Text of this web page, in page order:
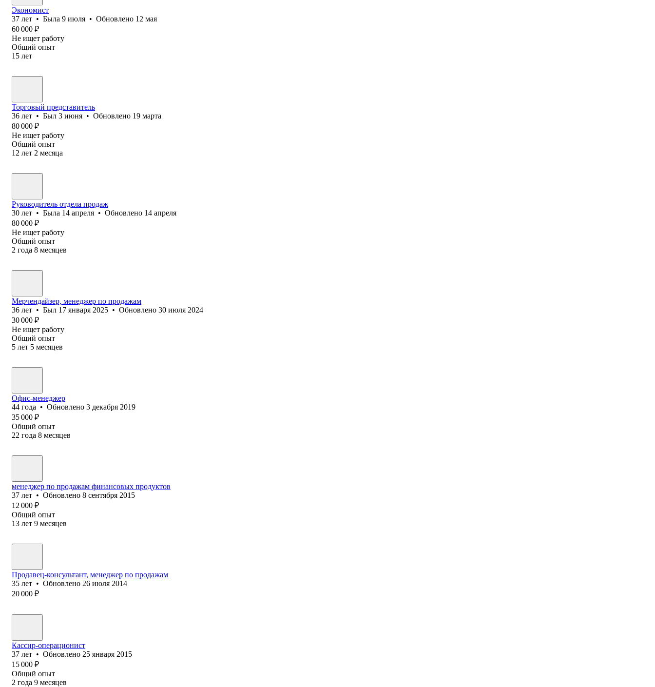
Экономист
37 лет • Была 9 июля • Обновлено 12 мая
60 000 ₽
Не ищет работу
Общий опыт
15 лет
Торговый представитель
36 лет • Был 3 июня • Обновлено 19 марта
80 000 ₽
Не ищет работу
Общий опыт
12 лет 2 месяца
Руководитель отдела продаж
30 лет • Была 14 апреля • Обновлено 14 апреля
80 000 ₽
Не ищет работу
Общий опыт
2 года 8 месяцев
Мерчендайзер, менеджер по продажам
36 лет • Был 17 января 2025 • Обновлено 30 июля 2024
30 000 ₽
Не ищет работу
Общий опыт
5 лет 5 месяцев
Офис-менеджер
44 года • Обновлено 3 декабря 2019
35 000 ₽
Общий опыт
22 года 8 месяцев
менеджер по продажам финансовых продуктов
37 лет • Обновлено 8 сентября 2015
12 000 ₽
Общий опыт
13 лет 9 месяцев
Продавец-консультант, менеджер по продажам
35 лет • Обновлено 26 июля 2014
20 000 ₽
Кассир-операционист
37 лет • Обновлено 25 января 2015
15 000 ₽
Общий опыт
2 года 9 месяцев